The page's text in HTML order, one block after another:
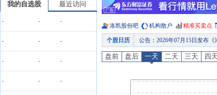
我的自选股 最近访问
- - -
- - -
- - -
- - -
洛凯股份吧 机构散户 精准买卖点
个股日历 公告 ： 2026年07月15日发布
分红：2026年07月02日公布2025年年报分红，股
：
公告：2026年06月27日发布《洛凯股份:江
盘前 盘后 一天 二天 三天 四